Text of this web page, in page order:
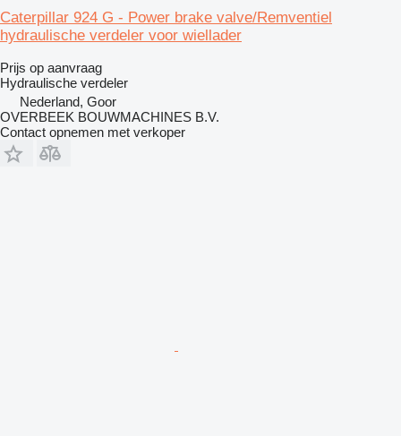
Caterpillar 924 G - Power brake valve/Remventiel
hydraulische verdeler voor wiellader
Prijs op aanvraag
Hydraulische verdeler
Nederland, Goor
OVERBEEK BOUWMACHINES B.V.
Contact opnemen met verkoper